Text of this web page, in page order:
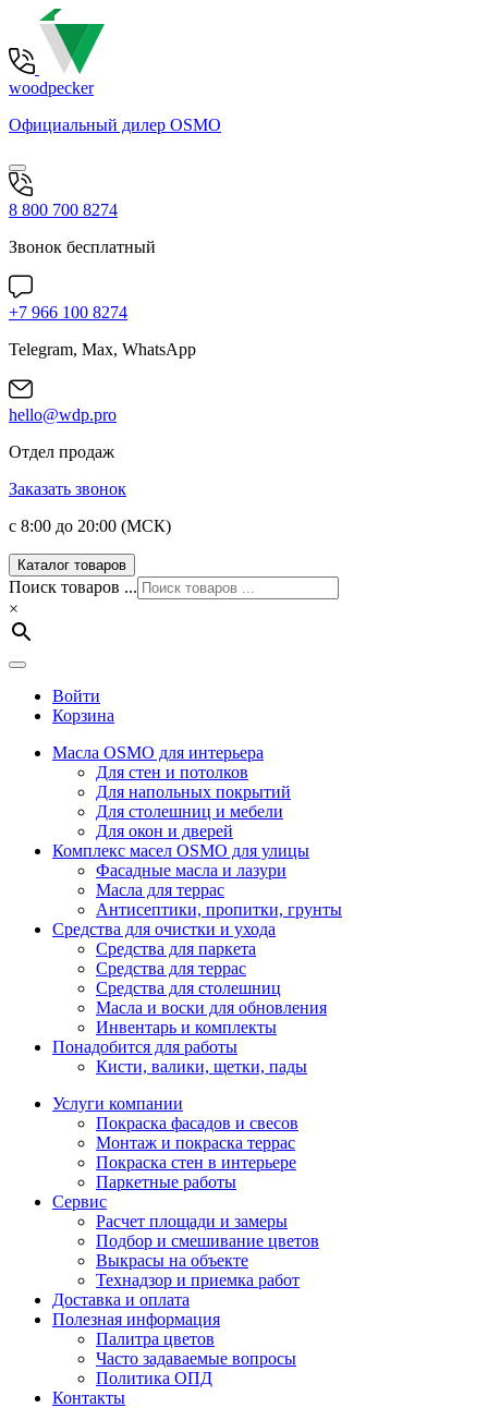
woodpecker
Официальный дилер OSMO
8 800 700 8274
Звонок бесплатный
+7 966 100 8274
Telegram, Max, WhatsApp
hello@wdp.pro
Отдел продаж
Заказать звонок
с 8:00 до 20:00 (МСК)
Каталог товаров
Поиск товаров ...
×
Войти
Корзина
Масла OSMO для интерьера
Для стен и потолков
Для напольных покрытий
Для столешниц и мебели
Для окон и дверей
Комплекс масел OSMO для улицы
Фасадные масла и лазури
Масла для террас
Антисептики, пропитки, грунты
Средства для очистки и ухода
Средства для паркета
Средства для террас
Средства для столешниц
Масла и воски для обновления
Инвентарь и комплекты
Понадобится для работы
Кисти, валики, щетки, пады
Услуги компании
Покраска фасадов и свесов
Монтаж и покраска террас
Покраска стен в интерьере
Паркетные работы
Сервис
Расчет площади и замеры
Подбор и смешивание цветов
Выкрасы на объекте
Технадзор и приемка работ
Доставка и оплата
Полезная информация
Палитра цветов
Часто задаваемые вопросы
Политика ОПД
Контакты